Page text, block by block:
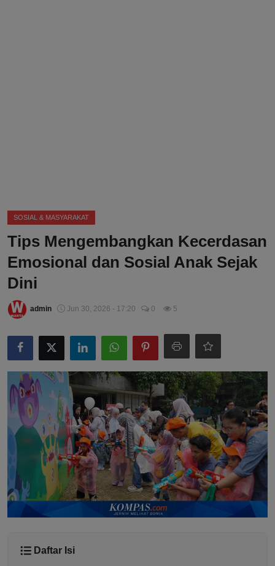
SOSIAL & MASYARAKAT
Tips Mengembangkan Kecerdasan
Emosional dan Sosial Anak Sejak
Dini
admin Jun 30, 2026 - 17:20 0 5
Daftar Isi